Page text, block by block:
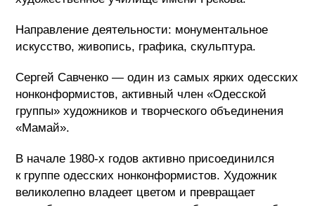
Направление деятельности: монументальное
искусство, живопись, графика, скульптура.
Сергей Савченко — один из самых ярких одесских
нонконформистов, активный член «Одесской
группы» художников и творческого объединения
«Мамай».
В начале 1980-х годов активно присоединился
к группе одесских нонконформистов. Художник
великолепно владеет цветом и превращает